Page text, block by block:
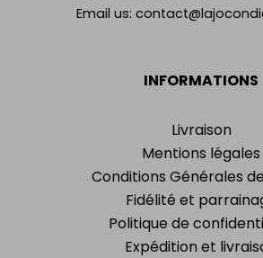
INFORMATIONS
Livraison
Mentions légales
Conditions Générales
Fidélité et
Politique de
Expédition et
Email us: